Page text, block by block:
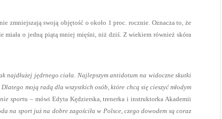
zmniejszają swoją objętość o około 1 proc. rocznie. Oznacza to, że
o jedną piątą mniej mięśni, niż dziś. Z wiekiem również skóra
najdłużej jędrnego ciała. Najlepszym antidotum na widoczne skutki
moją radą dla wszystkich osób, które chcą się cieszyć młodym
sportu – mówi Edyta Kędzierska, trenerka i instruktorka Akademii
na sport już na dobre zagościła w Polsce, czego dowodem są coraz